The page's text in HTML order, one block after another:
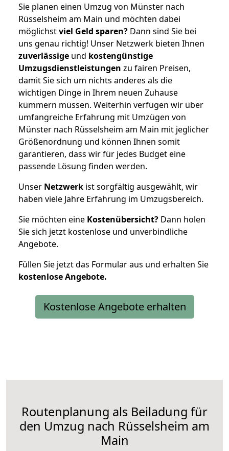
Sie planen einen Umzug von Münster nach
Rüsselsheim am Main und möchten dabei
möglichstviel Geld sparen? Dann sind Sie bei
uns genau richtig! Unser Netzwerk bieten Ihnen
zuverlässige und kostengünstige
Umzugsdienstleistungen zu fairen Preisen,
damit Sie sich um nichts anderes als die
wichtigen Dinge in Ihrem neuen Zuhause
kümmern müssen. Weiterhin verfügen wir über
umfangreiche Erfahrung mit Umzügen von
Münster nach Rüsselsheim am Main mit jeglicher
Größenordnung und können Ihnen somit
garantieren, dass wir für jedes Budget eine
passende Lösung finden werden.
Unser Netzwerk ist sorgfältig ausgewählt, wir
haben viele Jahre Erfahrung im Umzugsbereich.
Sie möchten eine Kostenübersicht? Dann holen
Sie sich jetzt kostenlose und unverbindliche
Angebote.
Füllen Sie jetzt das Formular aus und erhalten Sie
kostenloseAngebote.
Kostenlose Angebote erhalten
Routenplanung als Beiladung für
den Umzug nach Rüsselsheim am
Main